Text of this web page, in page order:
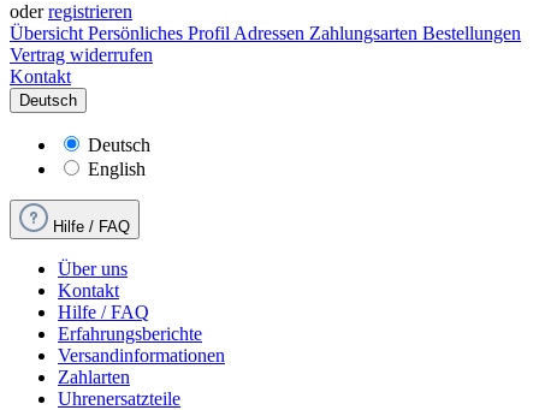
oderregistrieren
Übersicht Persönliches Profil Adressen Zahlungsarten Bestellungen
Vertrag widerrufen
Kontakt
Deutsch
Deutsch
English
Hilfe / FAQ
Über uns
Kontakt
Hilfe / FAQ
Erfahrungsberichte
Versandinformationen
Zahlarten
Uhrenersatzteile